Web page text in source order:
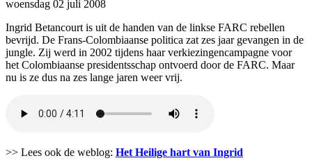
woensdag 02 juli 2008
Ingrid Betancourt is uit de handen van de linkse FARC rebellen
bevrijd. De Frans-Colombiaanse politica zat zes jaar gevangen in de
jungle. Zij werd in 2002 tijdens haar verkiezingencampagne voor
het Colombiaanse presidentsschap ontvoerd door de FARC. Maar
nu is ze dus na zes lange jaren weer vrij.
>> Lees ook de weblog: Het Heilige hart van Ingrid